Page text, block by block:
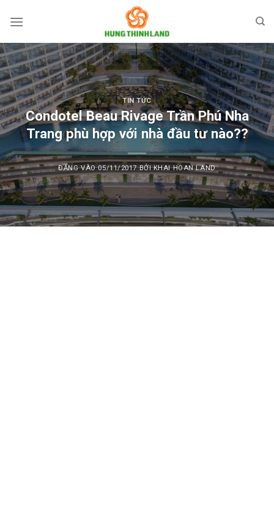
qua
dung
TIN TỨC
Condotel Beau Rivage Trần Phú Nha
Trang phù hợp với nhà đầu tư nào??
ĐĂNG VÀO05/11/2017 BỞIKHAI HOAN LAND